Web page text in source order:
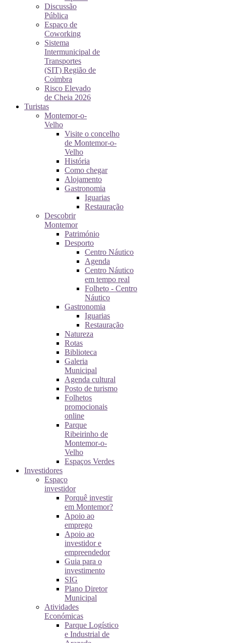
Discussão
Pública
Espaço de
Coworking
Sistema
Intermunicipal de
Transportes
(SIT) Região de
Coimbra
Risco Elevado
de Cheia 2026
Turistas
Montemor-o-
Velho
Visite o concelho
de Montemor-o-
Velho
História
Como chegar
Alojamento
Gastronomia
Iguarias
Restauração
Descobrir
Montemor
Património
Desporto
Centro Náutico
Agenda
Centro Náutico
em tempo real
Folheto - Centro
Náutico
Gastronomia
Iguarias
Restauração
Natureza
Rotas
Biblioteca
Galeria
Municipal
Agenda cultural
Posto de turismo
Folhetos
promocionais
online
Parque
Ribeirinho de
Montemor-o-
Velho
Espaços Verdes
Investidores
Espaço
investidor
Porquê investir
em Montemor?
Apoio ao
emprego
Apoio ao
investidor e
empreendedor
Guia para o
investimento
SIG
Plano Diretor
Municipal
Atividades
Económicas
Parque Logístico
e Industrial de